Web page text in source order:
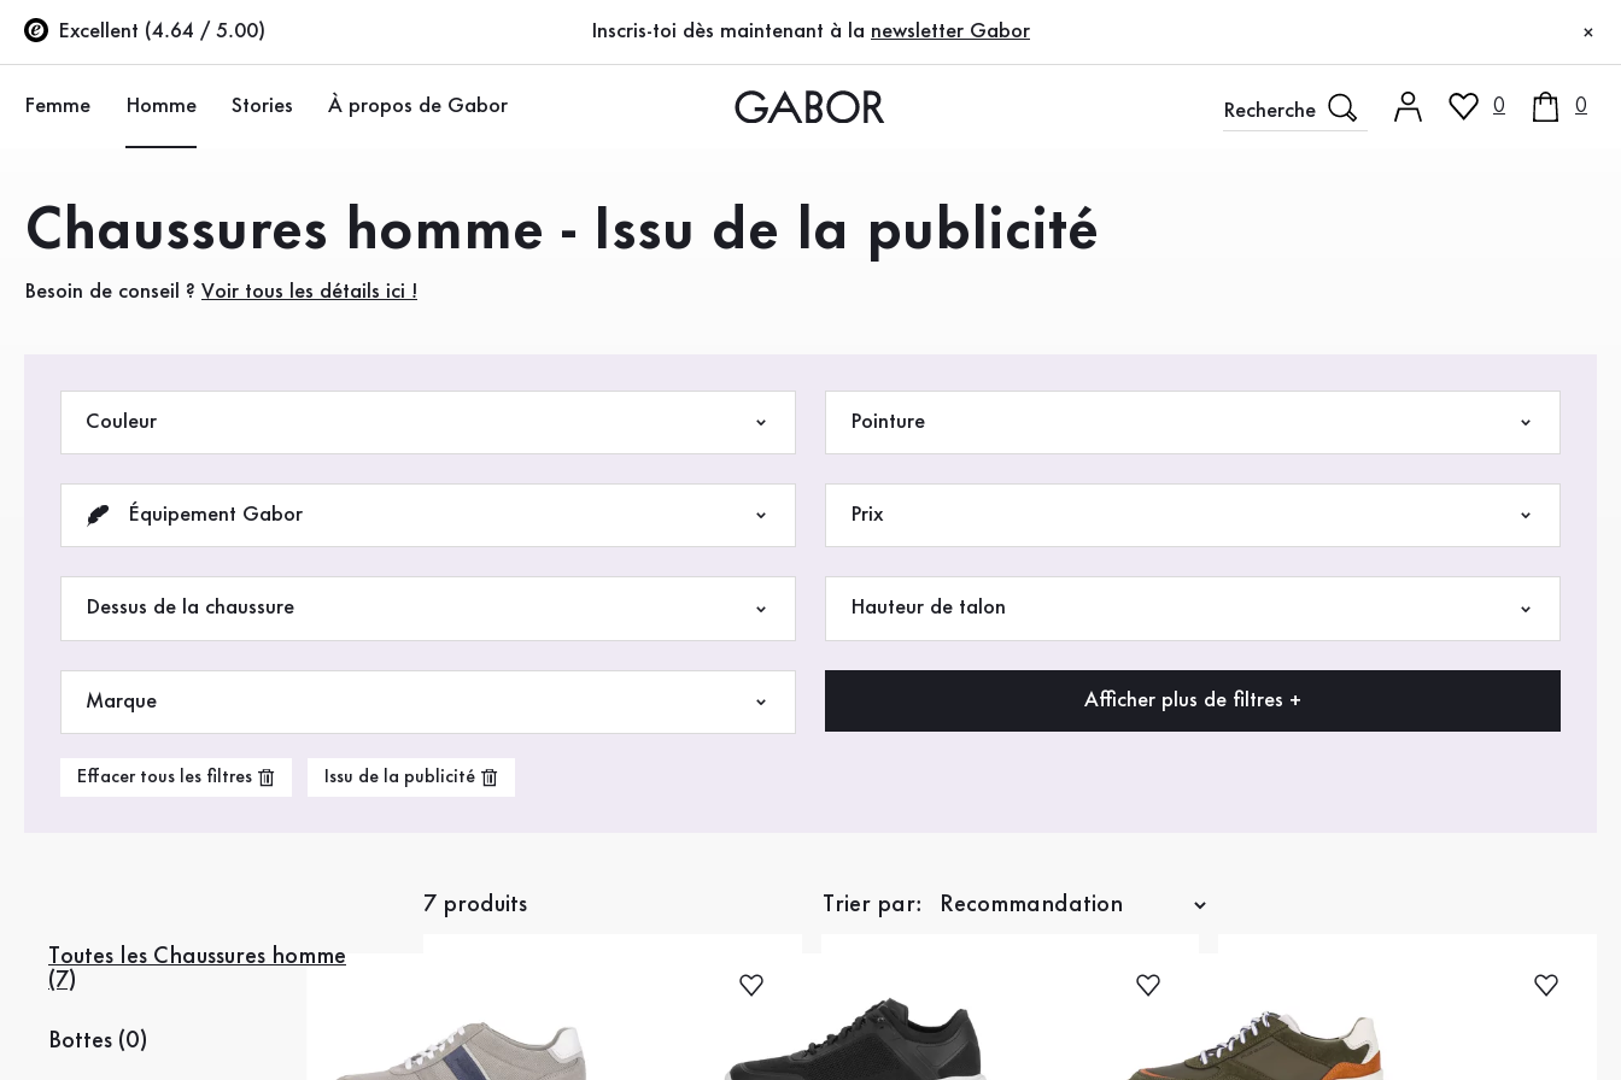
Accéder au contenu principal
Accéder à la table des matières
Accéder à la navigation principale
Excellent (4.64 / 5.00)
Inscris-toi dès maintenant à la newsletter Gabor ×
Femme
Chaussures basses
Escarpins
Bottes
Bottines
Homme
Chaussures basses
Bottes
Stories À propos de Gabor
Durabilité
Gabor Stores
0 0
Produits
Chaussures homme - Issu de la publicité
Besoin de conseil ? Voir tous les détails ici !
Couleur Pointure
Équipement Gabor Prix
Dessus de la chaussure Hauteur de talon
Marque Afficher plus de filtres +
Effacer tous les filtres Issu de la publicité
Toutes les Chaussures homme
(7)
Bottes (0)
7 produits Trier par: